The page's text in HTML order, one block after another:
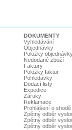
DOKUMENTY
Vyhledávání
Objednávky
Položky
Nedodané zboží
Faktury
Položky faktur
Pohledávky
Dodací listy
Expedice
Záruky
Reklamace
Prohlášení o shodě
Zpětný odběr
Zpětný odběr
Zpětný odběr